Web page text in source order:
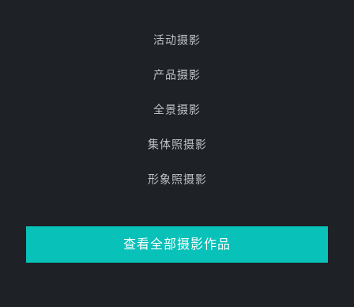
活动摄影
产品摄影
全景摄影
集体照摄影
形象照摄影
查看全部摄影作品